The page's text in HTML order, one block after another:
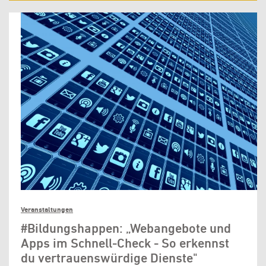
Veranstaltungen
#Bildungshappen: „Webangebote und
Apps im Schnell-Check - So erkennst
du vertrauenswürdige Dienste"